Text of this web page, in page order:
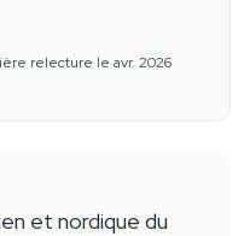
relecture le avr. 2026
et nordique du